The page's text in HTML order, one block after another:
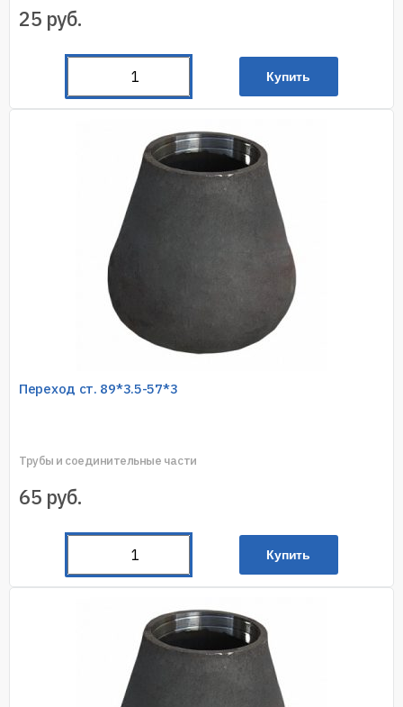
25 руб.
Купить
Переход ст. 89*3.5-57*3
Трубы и соединительные части
65 руб.
Купить